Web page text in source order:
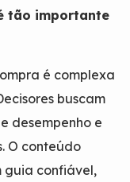
tão importante
é complexa
buscam
desempenho e
O conteúdo
guia confiável,